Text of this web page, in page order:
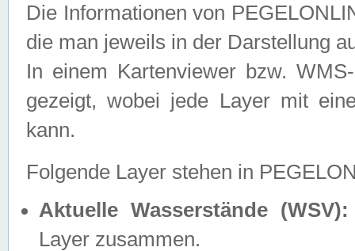
Die Informationen von
die man jeweils in der Darstellung
In einem Kartenviewer bzw.
gezeigt, wobei jede Layer mit
kann.
Folgende Layer stehen in
Aktuelle Wasserstände (WSV):
Layer zusammen.